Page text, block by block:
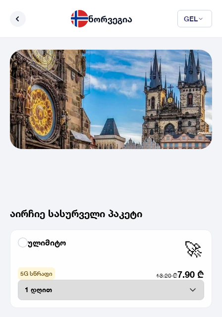
აირჩიე სასურველი პაკეტი
ულიმიტო
5G სწრაფი 13.20₾7.90 ₾
🚀
ნორვეგია GEL